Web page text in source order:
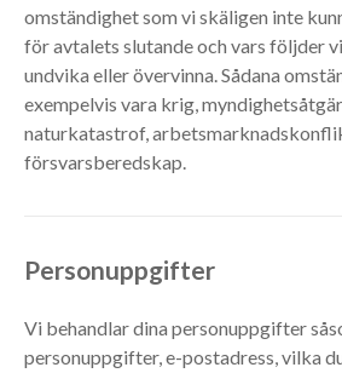
omständighet som vi skäligen inte
för avtalets slutande och vars följder
undvika eller övervinna. Sådana
exempelvis vara krig,
naturkatastrof,
försvarsberedskap.
Personuppgifter
Vi behandlar dina personuppgifter
personuppgifter, e-postadress, vilka